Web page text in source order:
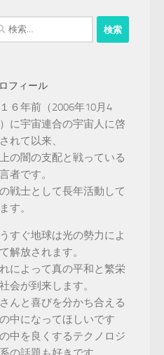
フィール
６年前（2006年10月4
に宇宙連合の宇宙人に啓
れて以来、
の闇の支配と戦っている
者です。
戦士として長年活動して
す。
すぐ地球は光の勢力によ
解放されます。
によって真の平和と繁栄
会が到来します。
んと喜びを分かち合える
中になってほしいです
中を良くするテクノロジ